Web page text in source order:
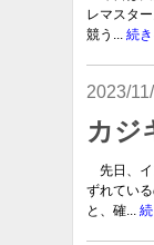
レマスタ
競う... 続
2023/
カジ
先日、イ
ずれてい
と、確...